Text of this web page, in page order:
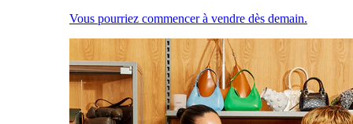
Vous pourriez commencer à vendre dès demain.